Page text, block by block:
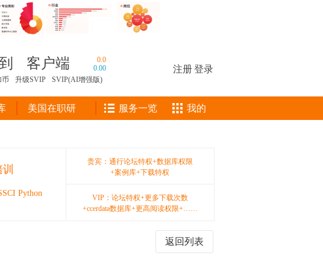
客户端
0.0
0.00
币
升级SVIP SVIP(AI增强版)
注册登录
美国在职研 服务一览 我的
Python
贵宾：通行论坛特权+数据库权限
+案例库+下载特权
VIP：论坛特权+更多下载次数
+ccerdata数据库+更高阅读权限+……
返回列表